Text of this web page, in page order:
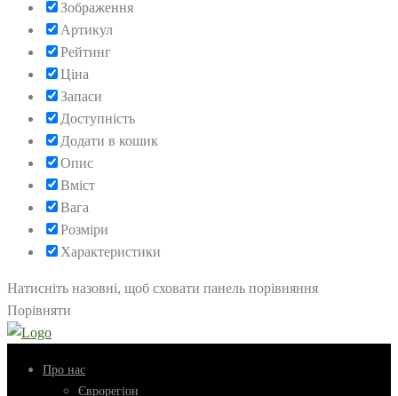
Зображення
Артикул
Рейтинг
Ціна
Запаси
Доступність
Додати в кошик
Опис
Вміст
Вага
Розміри
Характеристики
Натисніть назовні, щоб сховати панель порівняння
Порівняти
Про нас
Єврорегіон